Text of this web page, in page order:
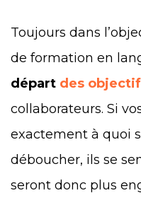
Toujours dans
de formation en
départ des
collaborateurs. Si
exactement à quoi
déboucher, ils se
seront donc plus